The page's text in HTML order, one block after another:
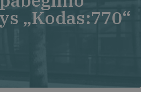
„Kodas:770“